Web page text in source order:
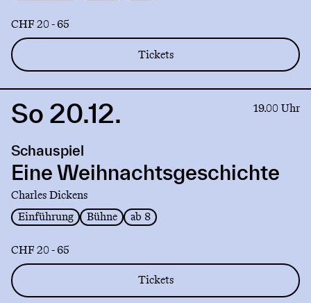
CHF 20 - 65
Tickets
Link
Eine
Weihnachtsgeschichte
So 20.12. 19.00 Uhr
Schauspiel
Eine Weihnachtsgeschichte
Charles Dickens
Einführung
Bühne ab 8
CHF 20 - 65
Tickets